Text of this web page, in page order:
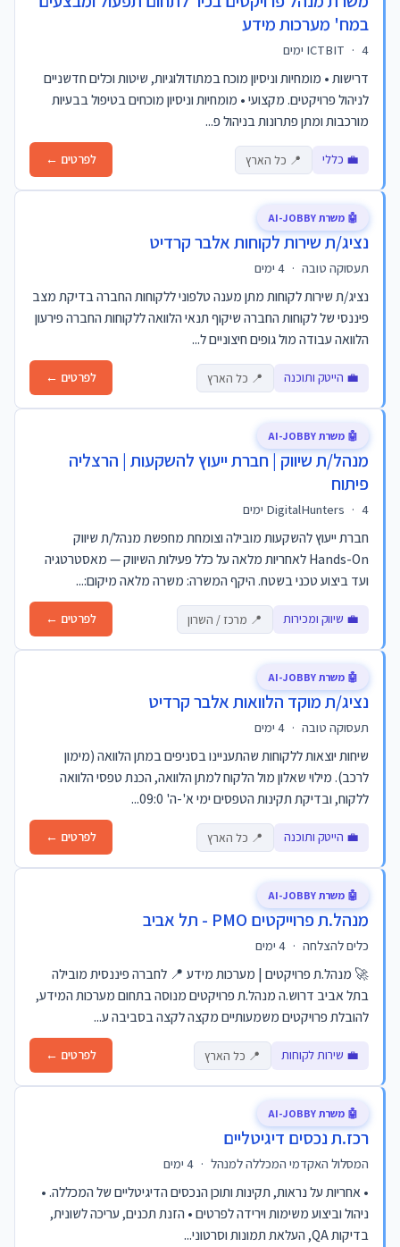
במח' מערכות מידע
ICTBIT · 4 ימים
דרישות • מומחיות וניסיון מוכח במתודולוגיות, שיטות וכלים חדשניים
לניהול פרויקטים. מקצועי • מומחיות וניסיון מוכחים בטיפול בבעיות
מורכבות ומתן פתרונות בניהול פ...
💼 כללי 📍 כל הארץ לפרטים ←
נציג/ת שירות לקוחות אלבר קרדיט
תעסוקה טובה ·
נציג/ת שירות לקוחות מתן מענה טלפוני ללקוחות החברה בדיקת מצב
פיננסי של לקוחות החברה שיקוף תנאי הלוואה ללקוחות החברה פירעון
הלוואה עבודה מול גופים חיצוניים ל...
💼 הייטק ותוכנה 📍 כל הארץ לפרטים ←
🤖 משרת AI-JOBBY
מנהל/ת שיווק | חברת ייעוץ להשקעות | הרצליה
פיתוח
DigitalHunters · 4 ימים
חברת ייעוץ להשקעות מובילה וצומחת מחפשת מנהל/ת שיווק
Hands-On לאחריות מלאה על כלל פעילות השיווק — מאסטרטגיה
ועד ביצוע טכני בשטח. היקף המשרה: משרה מלאה מיקום:...
💼 שיווק ומכירות 📍 מרכז / השרון לפרטים ←
🤖 משרת AI-JOBBY
נציג/ת מוקד הלוואות אלבר קרדיט
תעסוקה טובה ·
שיחות יוצאות ללקוחות שהתעניינו בסניפים במתן הלוואה (מימון
לרכב). מילוי שאלון מול הלקוח למתן הלוואה, הכנת טפסי הלוואה
ללקוח, ובדיקת תקינות הטפסים ימי א'-ה' 09:0...
💼 הייטק ותוכנה 📍 כל הארץ לפרטים ←
🤖 משרת AI-JOBBY
מנהל.ת פרוייקטים PMO - תל אביב
כלים להצלחה ·
🚀 מנהל.ת פרויקטים | מערכות מידע 📍 לחברה פיננסית מובילה
בתל אביב דרוש.ה מנהל.ת פרויקטים מנוסה בתחום מערכות המידע,
להובלת פרויקטים משמעותיים מקצה לקצה בסביבה ע...
💼 שירות לקוחות 📍 כל הארץ לפרטים ←
🤖 משרת AI-JOBBY
רכז.ת נכסים דיגיטליים
המסלול האקדמי המכללה למנהל ·
• אחריות על נראות, תקינות ותוכן הנכסים הדיגיטליים של המכללה. •
ניהול וביצוע משימות וירידה לפרטים • הזנת תכנים, עריכה לשונית,
בדיקות QA, העלאת תמונות וסרטוני...
🤖 משרת AI-JOBBY